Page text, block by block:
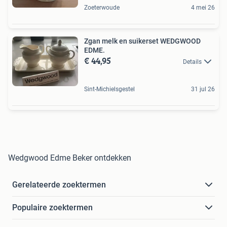
Zoeterwoude 4 mei 26
Zgan melk en suikerset WEDGWOOD
EDME.
€ 44,95 Details
Sint-Michielsgestel 31 jul 26
Wedgwood Edme Beker ontdekken
Gerelateerde zoektermen
Populaire zoektermen